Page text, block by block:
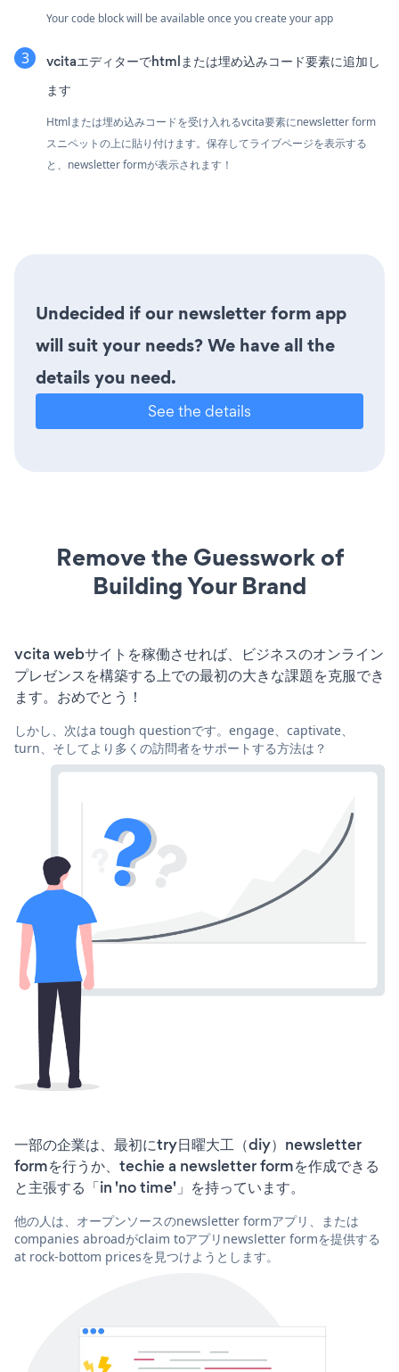
Your code block will be available once you create your app
vcitaエディターでhtmlまたは埋め込みコード要素に追加し
ます
Htmlまたは埋め込みコードを受け入れるvcita要素にnewsletter form
スニペットの上に貼り付けます。保存してライブページを表示する
と、newsletter formが表示されます！
Undecided if our newsletter form app
will suit your needs? We have all the
details you need.
See the details
Remove the Guesswork of
Building Your Brand
vcita webサイトを稼働させれば、ビジネスのオンライン
プレゼンスを構築する上での最初の大きな課題を克服でき
ます。おめでとう！
しかし、次はa tough questionです。engage、captivate、
turn、そしてより多くの訪問者をサポートする方法は？
一部の企業は、最初にtry日曜大工（diy）newsletter
formを行うか、techie a newsletter formを作成できる
と主張する「in 'no time'」を持っています。
他の人は、オープンソースのnewsletter formアプリ、または
companies abroadがclaim toアプリnewsletter formを提供する
at rock-bottom pricesを見つけようとします。